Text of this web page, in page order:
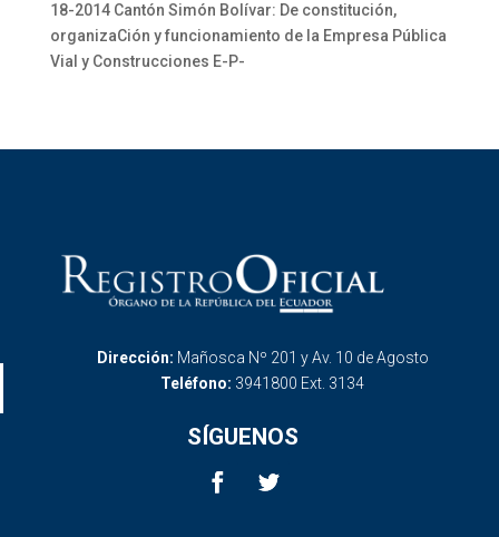
18-2014 Cantón Simón Bolívar: De constitución,
organizaCión y funcionamiento de la Empresa Pública
Vial y Construcciones E-P-
Dirección: Mañosca Nº 201 y Av. 10 de Agosto
Teléfono: 3941800 Ext. 3134
SÍGUENOS